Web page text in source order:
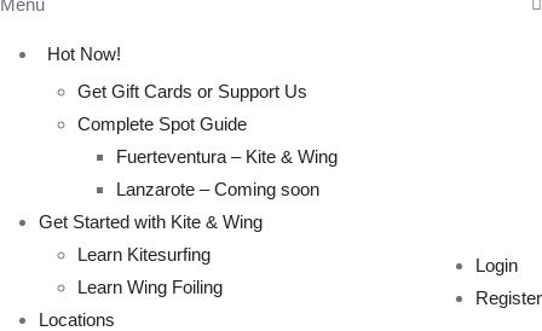
Menu
Hot Now!
Get Gift Cards or Support Us
Complete Spot Guide
Fuerteventura – Kite & Wing
Lanzarote – Coming soon
Get Started with Kite & Wing
Learn Kitesurfing
Learn Wing Foiling
Locations
Login
Register